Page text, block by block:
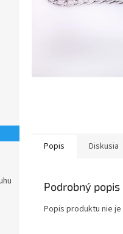
Popis Diskusia
Podrobný popis
Popis produktu nie